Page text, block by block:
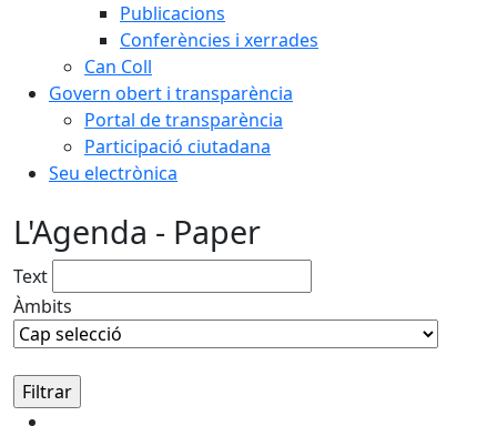
Publicacions
Conferències i xerrades
Can Coll
Govern obert i transparència
Portal de transparència
Participació ciutadana
Seu electrònica
L'Agenda - Paper
Text
Àmbits